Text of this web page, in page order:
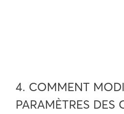
4. COMMENT
PARAMÈTRES DES